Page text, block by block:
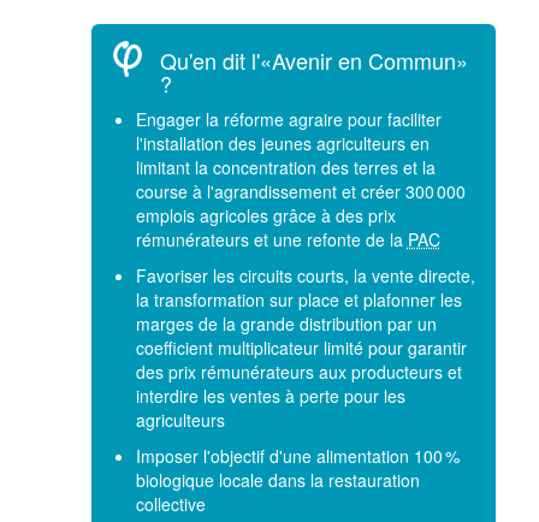
Qu'en dit l'«Avenir en Commun»
?
Engager la réforme agraire pour faciliter
l'installation des jeunes agriculteurs en
limitant la concentration des terres et la
course à l'agrandissement et créer 300 000
emplois agricoles grâce à des prix
rémunérateurs et une refonte de la PAC
Favoriser les circuits courts, la vente directe,
la transformation sur place et plafonner les
marges de la grande distribution par un
coefficient multiplicateur limité pour garantir
des prix rémunérateurs aux producteurs et
interdire les ventes à perte pour les
agriculteurs
Imposer l'objectif d'une alimentation 100 %
biologique locale dans la restauration
collective